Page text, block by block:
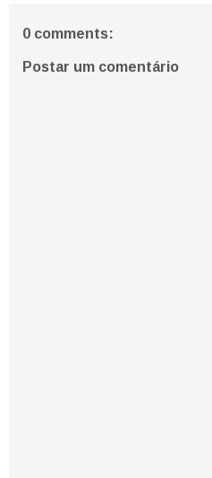
0 comments:
Postar um comentário